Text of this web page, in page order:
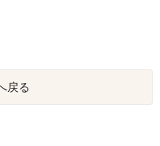
戻る